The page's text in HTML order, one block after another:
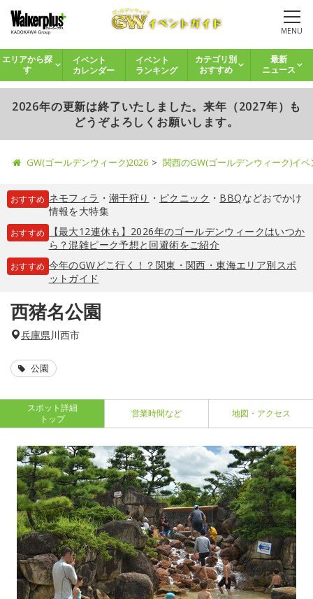
MENU
エリアから探
す
イベント
カレンダー
イベント
ランキング
カテゴリ別
おすすめ
最新
ニュース
2026年の更新は終了いたしました。来年（2027年）も
どうぞよろしくお願いします。
GW(ゴールデンウィーク)2026 関西のGW(ゴールデンウィーク)イ
おすすめ ネモフィラ ・ 潮干狩り ・ ピクニック ・ BBQなどおでかけ
情報を大特集
おすすめ
【最大12連休も】2026年のゴールデンウィークはいつか
ら？混雑ピーク予想と回避術をご紹介
おすすめ 今年のGWどこ行く！？関東・関西・東海エリア別スポ
ットガイド
西猪名公園
兵庫県川西市
公園
スポット詳細
トップ
営業時間など 地図・アクセス